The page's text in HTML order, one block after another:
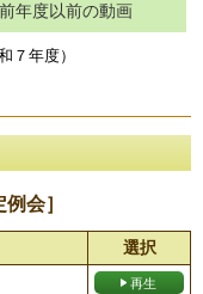
前年度以前の動画
７年度）
会］
選択